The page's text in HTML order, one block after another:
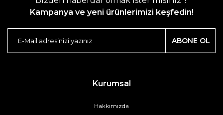
Kampanya ve yeni ürünlerimizi keşfedin!
ABONE OL
Kurumsal
Hakkımızda